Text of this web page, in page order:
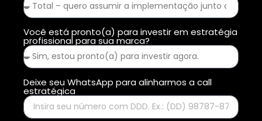
Você está pronto(a) para investir em estratégia
profissional para sua marca?
Deixe seu WhatsApp para alinharmos a call
estratégica